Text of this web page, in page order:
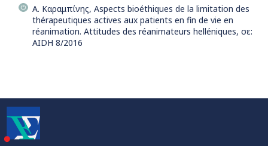
Α. Καραμπίνης, Aspects bioéthiques de la limitation des
thérapeutiques actives aux patients en fin de vie en
réanimation. Attitudes des réanimateurs helléniques, σε:
AIDH 8/2016